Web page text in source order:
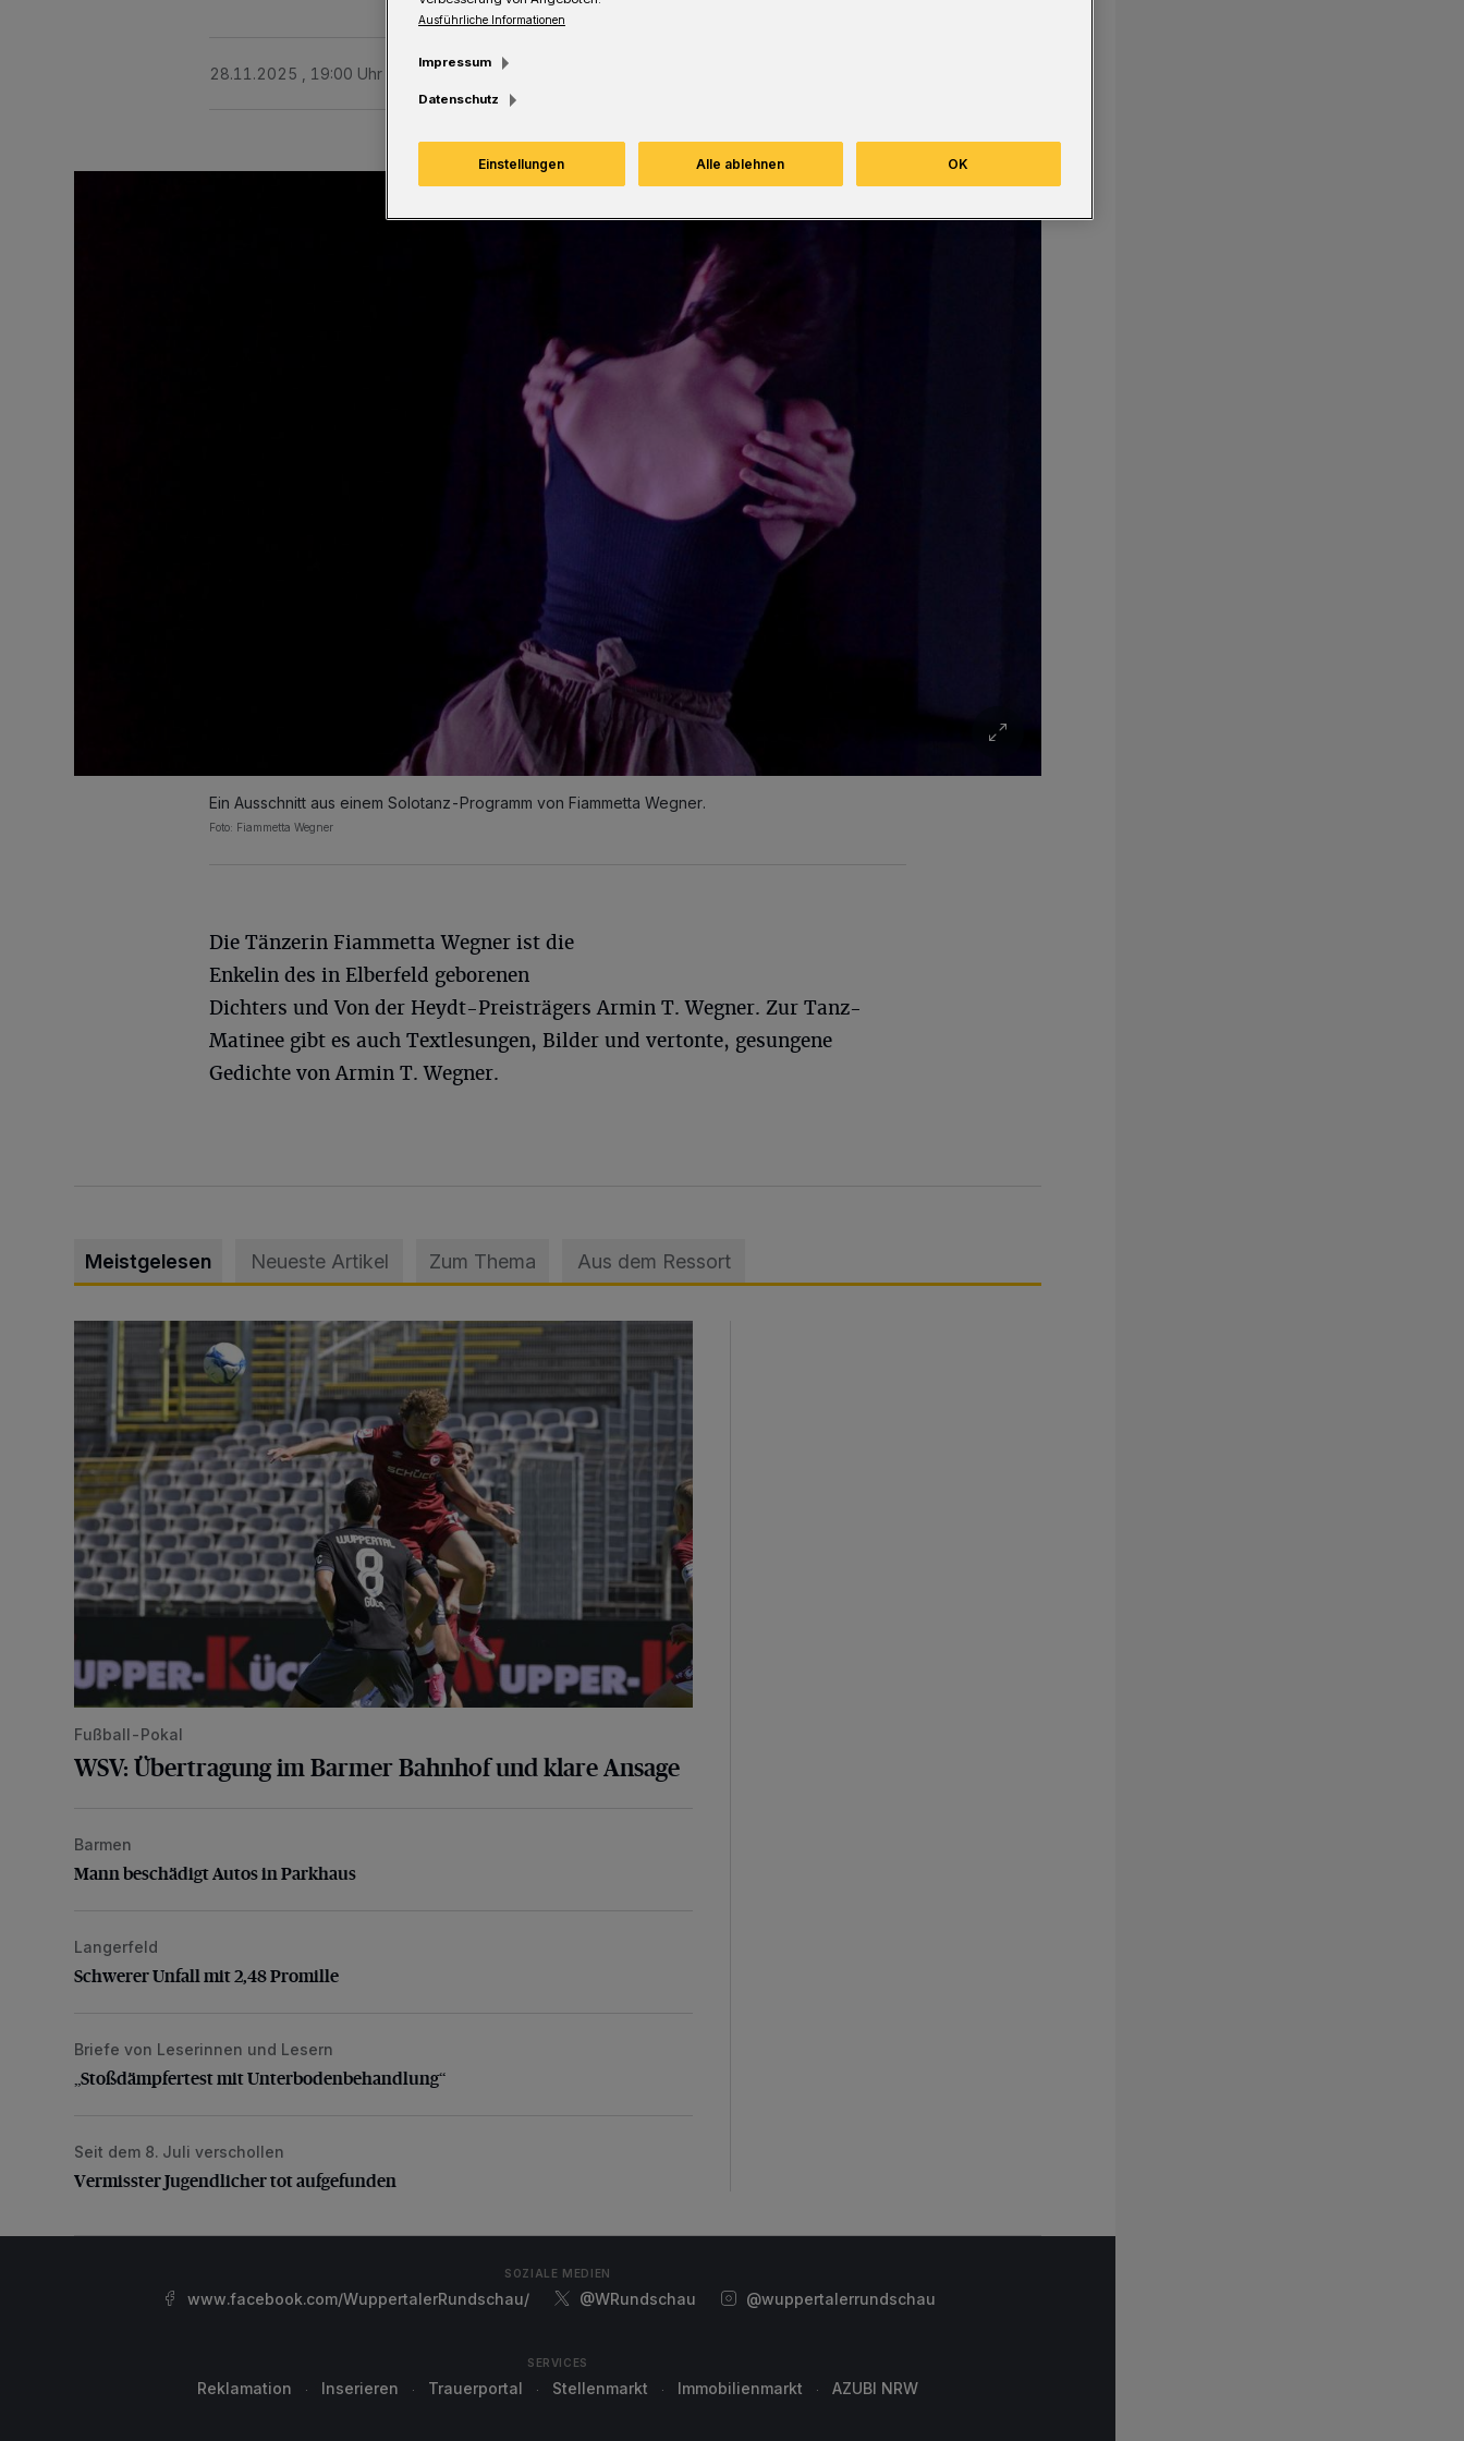
28.11.2025 , 19:00 Uhr Eine Minute Lesezeit
Ein Ausschnitt aus einem Solotanz-Programm von Fiammetta Wegner.
Foto: Fiammetta Wegner
Die Tänzerin Fiammetta Wegner ist die
Enkelin des in Elberfeld geborenen
Dichters und Von der Heydt-Preisträgers Armin T. Wegner. Zur Tanz-
Matinee gibt es auch Textlesungen, Bilder und vertonte, gesungene
Gedichte von Armin T. Wegner.
Meistgelesen Neueste Artikel Zum Thema Aus dem Ressort
WSV: Übertragung im Barmer Bahnhof und klare Ansage
Fußball-Pokal
WSV: Übertragung im Barmer Bahnhof und klare Ansage
Mann beschädigt Autos in Parkhaus
Barmen
Mann beschädigt Autos in Parkhaus
Schwerer Unfall mit 2,48 Promille
Langerfeld
Schwerer Unfall mit 2,48 Promille
„Stoßdämpfertest mit Unterbodenbehandlung“
Briefe von Leserinnen und Lesern
„Stoßdämpfertest mit Unterbodenbehandlung“
Vermisster Jugendlicher tot aufgefunden
Seit dem 8. Juli verschollen
Vermisster Jugendlicher tot aufgefunden
SOZIALE MEDIEN
www.facebook.com/WuppertalerRundschau/ @WRundschau @wuppertalerrundschau
SERVICES
Reklamation Inserieren Trauerportal Stellenmarkt Immobilienmarkt AZUBI NRW
Ausführliche Informationen
Impressum
Datenschutz
Einstellungen Alle ablehnen OK